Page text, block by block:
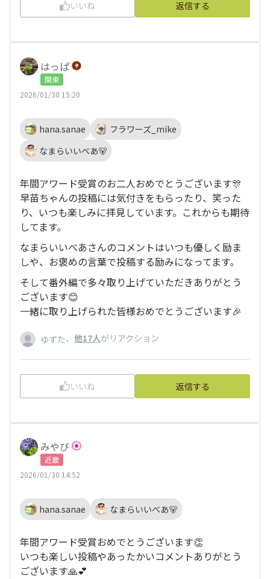
いいね 返信する
はっぱ
関東
2026/01/30 15:20
hana.sanae
フラワーズ_mike
なまらいいべあ🐻
年間アワード受賞のお二人おめでとうございます🎊
早苗ちゃんの投稿には気付きをもらったり、笑った
り、いつも楽しみに拝見しています。これからも期待
してます。
なまらいいべあさんのコメントはいつも優しく励ま
しや、お褒めの言葉で投稿する励みになってます。
そして番外編で多々取り上げていただきありがとう
ございます😊
一緒に取り上げられた皆様おめでとうございます🎉
ゆずた、 他17人がリアクション
いいね 返信する
みやび
近畿
2026/01/30 14:52
hana.sanae なまらいいべあ🐻
年間アワード受賞おめでとうございます👏
いつも楽しい投稿やあったかいコメントありがとう
ございます🙏💕